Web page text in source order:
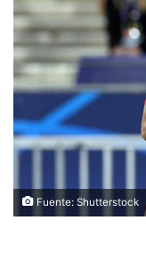
Fuente: Shutterstock